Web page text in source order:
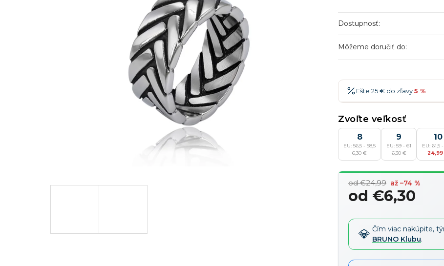
Dostupnosť:
Môžeme doručiť do:
Ešte 25 € do zľavy5 %
36 € →-7 %
47 € -10 %
Zvoľte veľkosť
8
EU: 56,5 - 58,5
6,30 €
9
EU: 59 - 61
6,30 €
10
EU: 61,5
od €24,99 až –74 %
od €6,30
cena:
Čím viac nakúpite,
BRUNO Klubu.